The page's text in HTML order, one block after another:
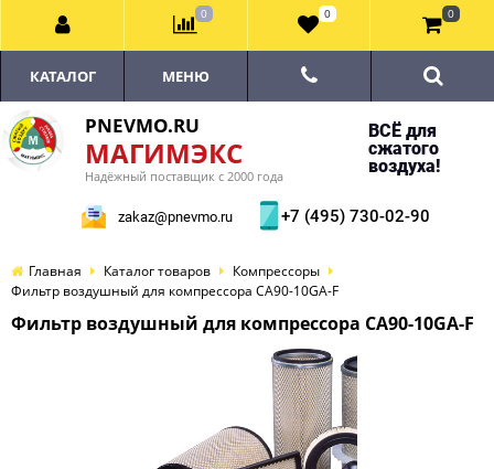
PNEVMO.RU
МАГИМЭКС
Надёжный поставщик с 2000 года
ВСЁ для
сжатого
воздуха!
zakaz@pnevmo.ru +7 (495) 730-02-90
КАТАЛОГ МЕНЮ
Главная Каталог товаров
Компрессоры
Фильтр воздушный для компрессора CA90-10GA-F
Фильтр воздушный для компрессора CA90-10GA-F
0 0 0